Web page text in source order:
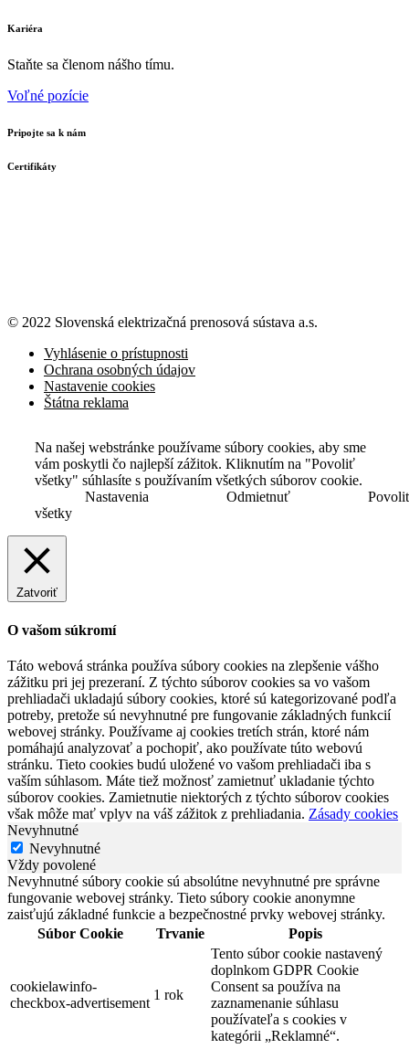
Kariéra
Staňte sa členom nášho tímu.
Voľné pozície
Pripojte sa k nám
Certifikáty
© 2022 Slovenská elektrizačná prenosová sústava a.s.
Vyhlásenie o prístupnosti
Ochrana osobných údajov
Nastavenie cookies
Štátna reklama
Na našej webstránke používame súbory cookies, aby sme
vám poskytli čo najlepší zážitok. Kliknutím na "Povoliť
všetky" súhlasíte s používaním všetkých súborov cookie.
Nastavenia
Odmietnuť
všetky
Zatvoriť
O vašom súkromí
Táto webová stránka používa súbory cookies na zlepšenie vášho
zážitku pri jej prezeraní. Z týchto súborov cookies sa vo vašom
prehliadači ukladajú súbory cookies, ktoré sú kategorizované podľa
potreby, pretože sú nevyhnutné pre fungovanie základných funkcií
webovej stránky. Používame aj cookies tretích strán, ktoré nám
pomáhajú analyzovať a pochopiť, ako používate túto webovú
stránku. Tieto cookies budú uložené vo vašom prehliadači iba s
vaším súhlasom. Máte tiež možnosť zamietnuť ukladanie týchto
súborov cookies. Zamietnutie niektorých z týchto súborov cookies
však môže mať vplyv na váš zážitok z prehliadania. Zásady cookies
Nevyhnutné
Nevyhnutné
Vždy povolené
Nevyhnutné súbory cookie sú absolútne nevyhnutné pre správne
fungovanie webovej stránky. Tieto súbory cookie anonymne
zaisťujú základné funkcie a bezpečnostné prvky webovej stránky.
Súbor Cookie
Trvanie Popis
cookielawinfo-
checkbox-advertisement
1 rok
Tento súbor cookie nastavený
doplnkom GDPR Cookie
Consent sa používa na
zaznamenanie súhlasu
používateľa s cookies v
kategórii „Reklamné“.